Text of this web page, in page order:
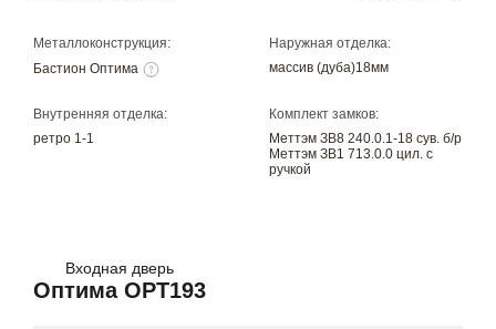
Металлоконструкция:
Бастион Оптима
Наружная отделка:
массив (дуба)18мм
Внутренняя отделка:
ретро 1-1
Комплект замков:
Меттэм ЗВ8 240.0.1-18 сув. б/р
Меттэм ЗВ1 713.0.0 цил. с
ручкой
Входная дверь
Оптима OPT193